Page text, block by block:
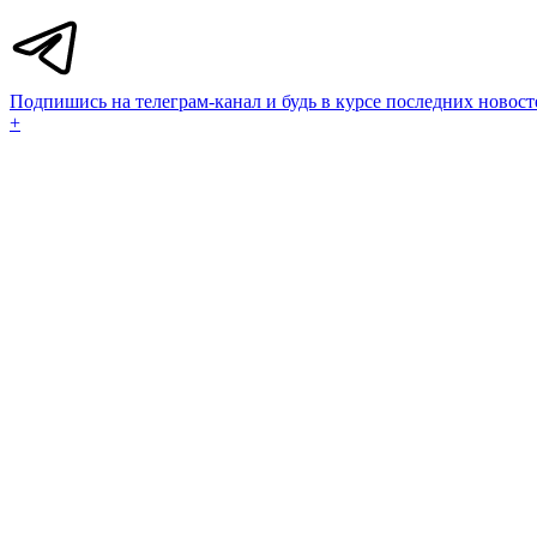
Подпишись на телеграм-канал и будь в курсе последних
+